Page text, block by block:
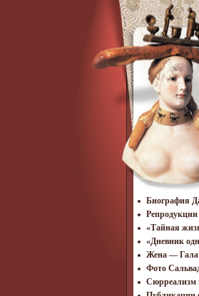
Биография
«Тайная
«Дневник
Жена —
Фото
Cюрреализм